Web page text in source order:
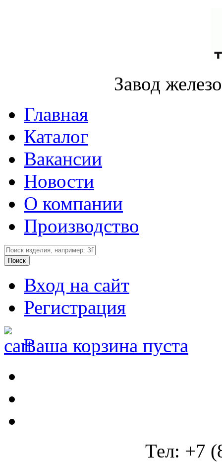
Завод
Главная
Каталог
Вакансии
Новости
О компании
Производство
Вход на сайт
Регистрация
Ваша корзина пуста
Тел: +7